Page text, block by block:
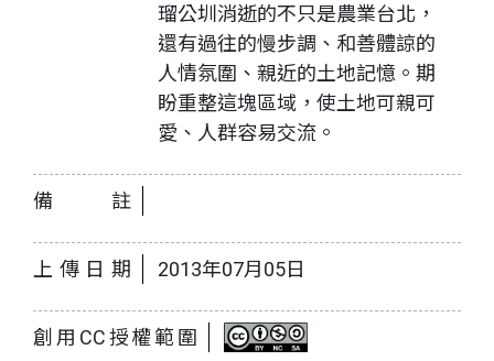
瑠公圳消逝的不只是農業台北，
還有過往的慢步調、和善體諒的
人情氛圍、親近的土地記憶。期
盼重整這塊區域，使土地可親可
愛、人群容易交流。
備註
上傳日期 2013年07月05日
創用CC授權範圍